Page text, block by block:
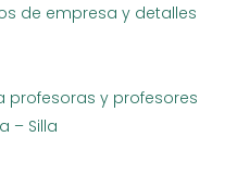
de empresa y detalles
profesoras y profesores
– Silla